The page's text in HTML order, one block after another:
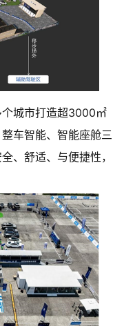
个城市打造超3000㎡
车智能、智能座舱三
、舒适、与便捷性，